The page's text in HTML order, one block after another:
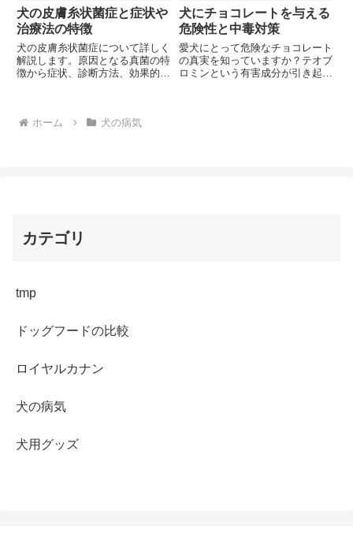
犬の皮膚糸状菌症と症状や
治療法の特徴
犬の皮膚糸状菌症について詳しく
解説します。原因となる真菌の特
徴から症状、診断方法、効果的な
症かもしれませんが、どう見分け
犬にチョコレートを与える
危険性と中毒対策
愛犬にとって危険なチョコレート
の真実を知っていますか？テオブ
ロミンという有害成分が引き起こ
ホーム 犬の病気
カテゴリ
tmp
ドッグフードの比較
ロイヤルカナン
犬の病気
犬用グッズ